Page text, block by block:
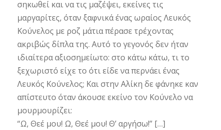
σηκωθεί και να τις μαζέψει, εκείνες τις
μαργαρίτες, όταν ξαφνικά ένας ωραίος Λευκός
Κούνελος με ροζ μάτια πέρασε τρέχοντας
ακριβώς δίπλα της. Αυτό το γεγονός δεν ήταν
ιδιαίτερα αξιοσημείωτο: στο κάτω κάτω, τι το
ξεχωριστό είχε το ότι είδε να περνάει ένας
Λευκός Κούνελος; Και στην Αλίκη δε φάνηκε καν
απίστευτο όταν άκουσε εκείνο τον Κούνελο να
μουρμουρίζει:
“Ω, Θεέ μου! Ω, Θεέ μου! Θ’ αργήσω!” […]